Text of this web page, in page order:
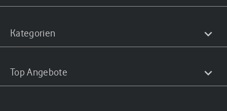
Kategorien
Top Angebote